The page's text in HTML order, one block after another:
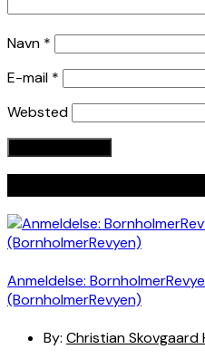
Navn *
E-mail *
Websted
Anmeldelse:
(BornholmerRevyen)
By: Christian Skovgaard